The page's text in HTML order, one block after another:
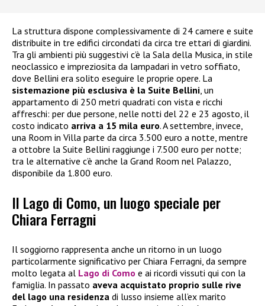
La struttura dispone complessivamente di 24 camere e suite
distribuite in tre edifici circondati da circa tre ettari di giardini.
Tra gli ambienti più suggestivi c’è la Sala della Musica, in stile
neoclassico e impreziosita da lampadari in vetro soffiato,
dove Bellini era solito eseguire le proprie opere. La
sistemazione più esclusiva è la Suite Bellini, un
appartamento di 250 metri quadrati con vista e ricchi
affreschi: per due persone, nelle notti del 22 e 23 agosto, il
costo indicato arriva a 15 mila euro. A settembre, invece,
una Room in Villa parte da circa 3.500 euro a notte, mentre
a ottobre la Suite Bellini raggiunge i 7.500 euro per notte;
tra le alternative c’è anche la Grand Room nel Palazzo,
disponibile da 1.800 euro.
Il Lago di Como, un luogo speciale per
Chiara Ferragni
Il soggiorno rappresenta anche un ritorno in un luogo
particolarmente significativo per Chiara Ferragni, da sempre
molto legata al Lago di Como e ai ricordi vissuti qui con la
famiglia. In passato aveva acquistato proprio sulle rive
del lago una residenza di lusso insieme all’ex marito